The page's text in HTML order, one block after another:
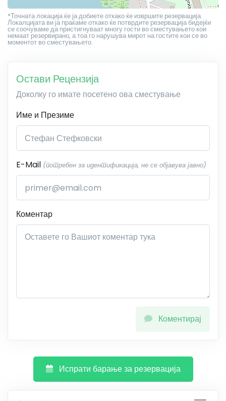
*Точната локација ќе ја добиете откако ќе извршите резервација.
Локалцијата ви ја праќаме откако ќе потврдите резервација бидејќи
се соочуваме да пристигнуваат многу гости во сместувањето кои
немаат резервирано, а тоа го нарушува мирот на гостите кои се во
моментот во сместувањето.
Остави Рецензија
Доколку го имате посетено ова сместување
Име и Презиме
E-Mail (потребен за идентификација, не се објавува јавно)
Коментар
Коментирај
Испрати барање за резервација